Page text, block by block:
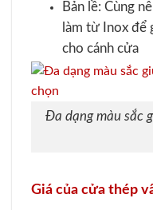
Bản lề: Cùng
làm từ Inox để
cho cánh cửa
Đa dạng màu sắc
Giá của cửa thép